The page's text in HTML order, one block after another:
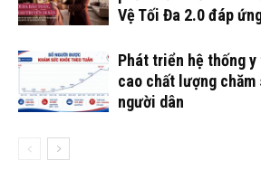
Vệ Tối Đa 2.0 đáp
Phát triển hệ thống
cao chất lượng
người dân